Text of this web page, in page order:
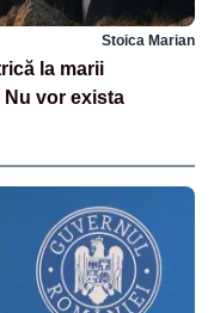
Stoica Marian
la marii
vor exista